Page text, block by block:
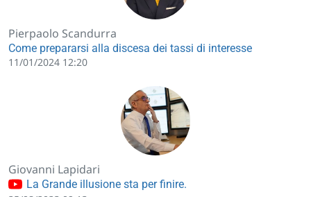
Pierpaolo Scandurra
Come prepararsi alla discesa dei tassi di interesse
11/01/2024 12:20
Giovanni Lapidari
La Grande illusione sta per finire.